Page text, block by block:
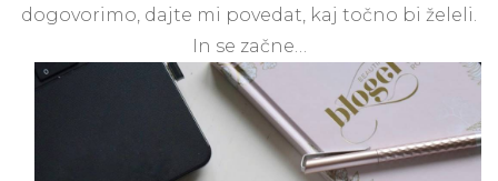
us
dogovorimo, dajte mi povedat, kaj točno bi želeli.
In se začne…